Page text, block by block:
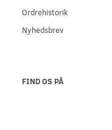
Ordrehistorik
Nyhedsbrev
FIND OS PÅ